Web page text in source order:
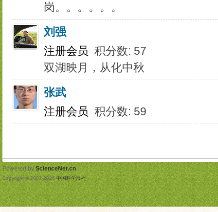
岗。。。。。。
刘强
注册会员 积分数: 57
双湖映月，从化中秋
张武
注册会员 积分数: 59
Powered byScienceNet.cn
Copyright © 2007-2026中国科学报社